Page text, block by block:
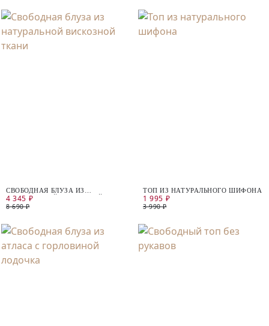
СВОБОДНАЯ БЛУЗА ИЗ
НАТУРАЛЬНОЙ ВИСКОЗНОЙ
ТКАНИ
4 345 ₽
8 690 ₽
ТОП ИЗ НАТУРАЛЬНОГО ШИФОНА
1 995 ₽
3 990 ₽